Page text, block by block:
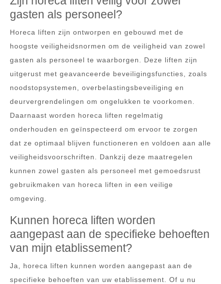
gasten als personeel?
Horeca liften zijn ontworpen en gebouwd met de
hoogste veiligheidsnormen om de veiligheid van zowel
gasten als personeel te waarborgen. Deze liften zijn
uitgerust met geavanceerde beveiligingsfuncties, zoals
noodstopsystemen, overbelastingsbeveiliging en
deurvergrendelingen om ongelukken te voorkomen.
Daarnaast worden horeca liften regelmatig
onderhouden en geïnspecteerd om ervoor te zorgen
dat ze optimaal blijven functioneren en voldoen aan alle
veiligheidsvoorschriften. Dankzij deze maatregelen
kunnen zowel gasten als personeel met gemoedsrust
gebruikmaken van horeca liften in een veilige
omgeving.
Kunnen horeca liften worden
aangepast aan de specifieke behoeften
van mijn etablissement?
Ja, horeca liften kunnen worden aangepast aan de
specifieke behoeften van uw etablissement. Of u nu